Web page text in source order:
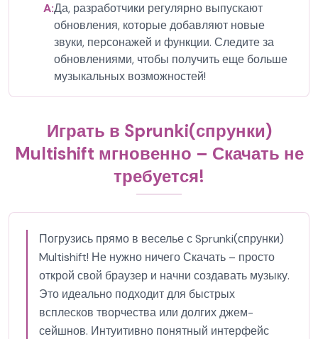
A:Да, разработчики регулярно выпускают
обновления, которые добавляют новые
звуки, персонажей и функции. Следите за
обновлениями, чтобы получить еще больше
музыкальных возможностей!
Играть в Sprunki(спрунки)
Multishift мгновенно – Скачать не
требуется!
Погрузись прямо в веселье с Sprunki(спрунки)
Multishift! Не нужно ничего Скачать – просто
открой свой браузер и начни создавать музыку.
Это идеально подходит для быстрых
всплесков творчества или долгих джем-
сейшнов. Интуитивно понятный интерфейс